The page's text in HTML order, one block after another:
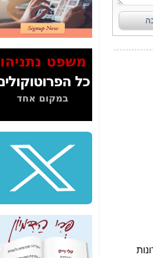
2" על תעלולי השר
משה כחלון -כאן
המשך חשיפת הבלוף
ששמו "מהפיכת
הסלולר" ואיך מסרסים
כאן
סיכום ביקור בסיליקון
משקיעות ומפתחות
באותם תחומים -כאן
שלמה פילבר (עד
לאחרונה מנכ"ל משרד
התקשורת) - עד
מדינה? הצחקתם
"יש אפליה בחקירה"?
חשיפה: למה השר
משה כחלון לא נחקר
עד היום? -
כאן